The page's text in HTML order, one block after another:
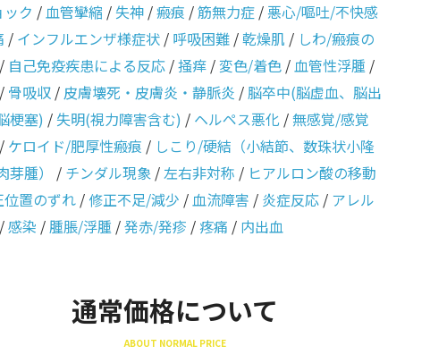
ック /血管攣縮 /失神 /瘢痕 /筋無力症 /悪心/嘔吐/不快感
/ インフルエンザ様症状 / 呼吸困難 /乾燥肌 / しわ/瘢痕の
/ 自己免疫疾患による反応 /掻痒 /変色/着色 /血管性浮腫 /
/ 骨吸収 / 皮膚壊死・皮膚炎・静脈炎 /脳卒中(脳虚血、脳出
梗塞) /失明(視力障害含む) / ヘルペス悪化 /無感覚/感覚
/ ケロイド/肥厚性瘢痕 / しこり/硬結（小結節、数珠状小隆
芽腫）
/ チンダル現象 /左右非対称 / ヒアルロン酸の移動
位置のずれ /修正不足/減少 /血流障害 / 炎症反応 / アレル
/感染 /腫脹/浮腫 /発赤/発疹 /疼痛 / 内出血
通常価格について
ABOUT NORMAL PRICE